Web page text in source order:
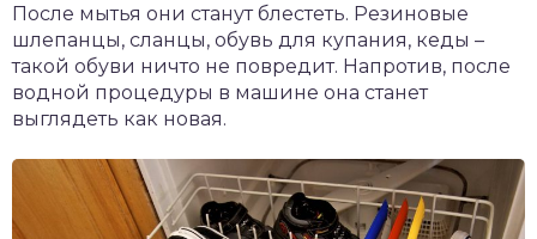
После мытья они станут блестеть. Резиновые
шлепанцы, сланцы, обувь для купания, кеды –
такой обуви ничто не повредит. Напротив, после
водной процедуры в машине она станет
выглядеть как новая.